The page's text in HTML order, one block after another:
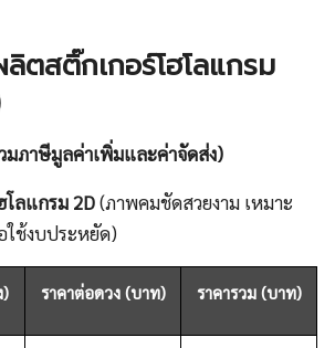
ลิตสติ๊กเกอร์โฮโลแกรม
มภาษีมูลค่าเพิ่มและค่าจัดส่ง)
โลแกรม 2D(ภาพคมชัดสวยงาม เหมาะ
ใช้งบประหยัด)
) ราคาต่อดวง (บาท) ราคารวม (บาท)